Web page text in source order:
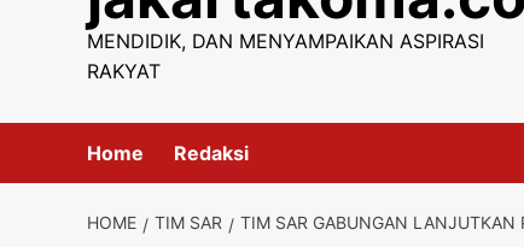
MENDIDIK, DAN MENYAMPAIKAN ASPIRASI
RAKYAT
Home Redaksi
HOME TIM SAR TIM SAR GABUNGAN LANJUTKAN